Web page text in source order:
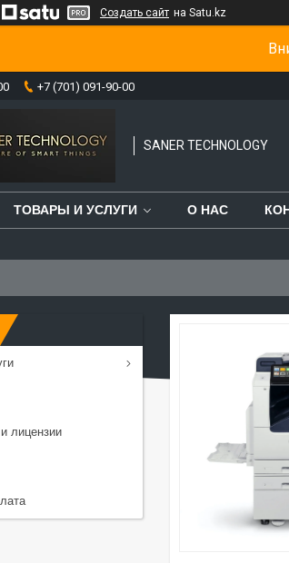
Создать сайт на Satu.kz
+7 (701) 091-90-00
SANER TECHNOLOGY
ТОВАРЫ И УСЛУГИ О НАС
лицензии